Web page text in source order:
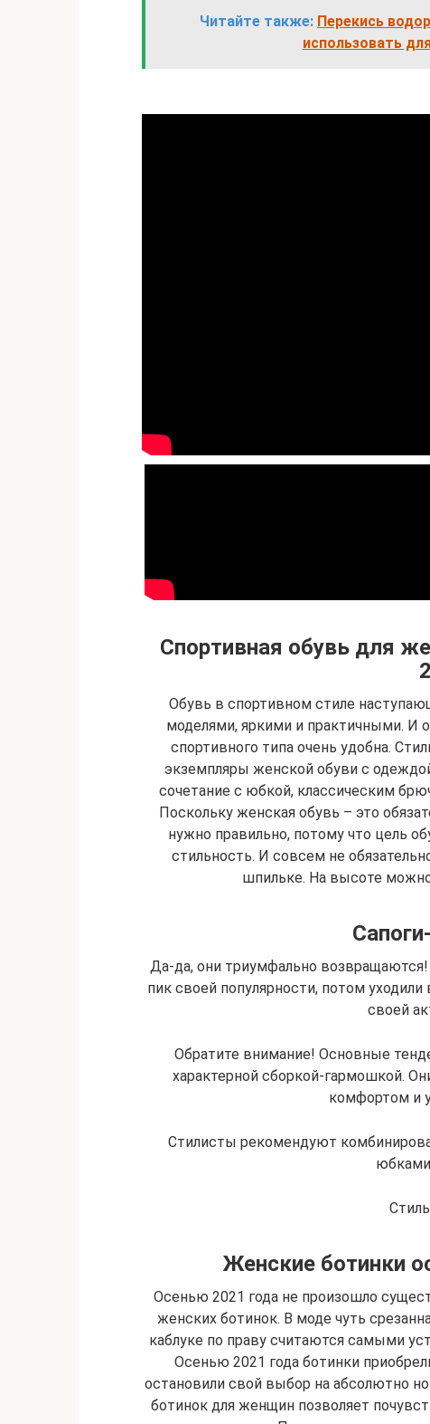
Читайте также: Перекись
использовать
Спортивная обувь для
Обувь в спортивном стиле
моделями, яркими и практичными. И
спортивного типа очень удобна.
экземпляры женской обуви с
сочетание с юбкой, классическим
Поскольку женская обувь – это
нужно правильно, потому что цель
стильность. И совсем не
шпильке. На высоте
Да-да, они триумфально
пик своей популярности, потом
своей
Обратите внимание! Основные
характерной сборкой-гармошкой.
комфортом и
Стилисты рекомендуют
Женские ботинки
Осенью 2021 года не произошло
женских ботинок. В моде чуть
каблуке по праву считаются самыми
Осенью 2021 года ботинки
остановили свой выбор на абсолютно
ботинок для женщин позволяет